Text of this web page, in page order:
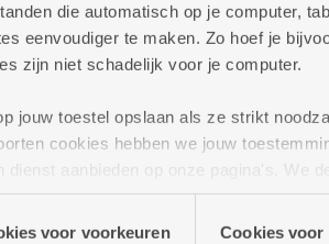
die automatisch op je computer,
eenvoudiger te maken. Zo hoef je
zijn niet schadelijk voor je computer.
jouw toestel opslaan als ze strikt
cookies hebben we jouw
dienst aanbieden op onze pagina's. We
voor social media, advertenties en
voor voorkeuren Cookies